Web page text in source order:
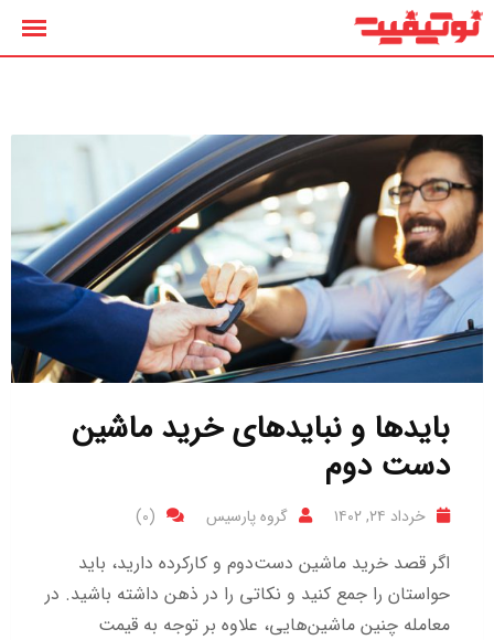
پرش
بایدها و نبایدهای خرید ماشین
دست دوم
خرداد ۲۴, ۱۴۰۲ گروه پارسیس (0)
اگر قصد خرید ماشین دست‌دوم و کارکرده دارید، باید
حواستان را جمع کنید و نکاتی را در ذهن داشته باشید. در
معامله چنین ماشین‌هایی، علاوه بر توجه به قیمت